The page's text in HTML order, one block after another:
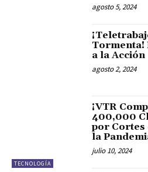
agosto 5, 2024
Tormenta!
a la Acción
agosto 2, 2024
TECNOLOGÍA
¡VTR
400,000
por
la
julio 10, 2024